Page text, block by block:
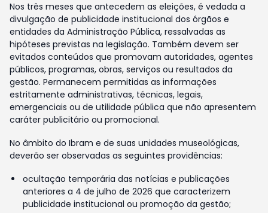
Nos três meses que antecedem as eleições, é vedada a
divulgação de publicidade institucional dos órgãos e
entidades da Administração Pública, ressalvadas as
hipóteses previstas na legislação. Também devem ser
evitados conteúdos que promovam autoridades, agentes
públicos, programas, obras, serviços ou resultados da
gestão. Permanecem permitidas as informações
estritamente administrativas, técnicas, legais,
emergenciais ou de utilidade pública que não apresentem
caráter publicitário ou promocional.
No âmbito do Ibram e de suas unidades museológicas,
deverão ser observadas as seguintes providências:
ocultação temporária das notícias e publicações
anteriores a 4 de julho de 2026 que caracterizem
publicidade institucional ou promoção da gestão;